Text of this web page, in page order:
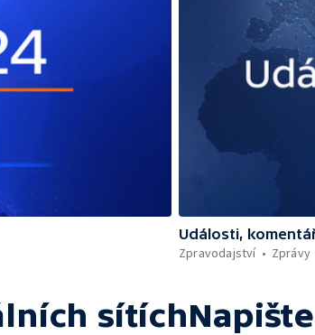
Události,
Zpravodajství
Zprávy
sítích